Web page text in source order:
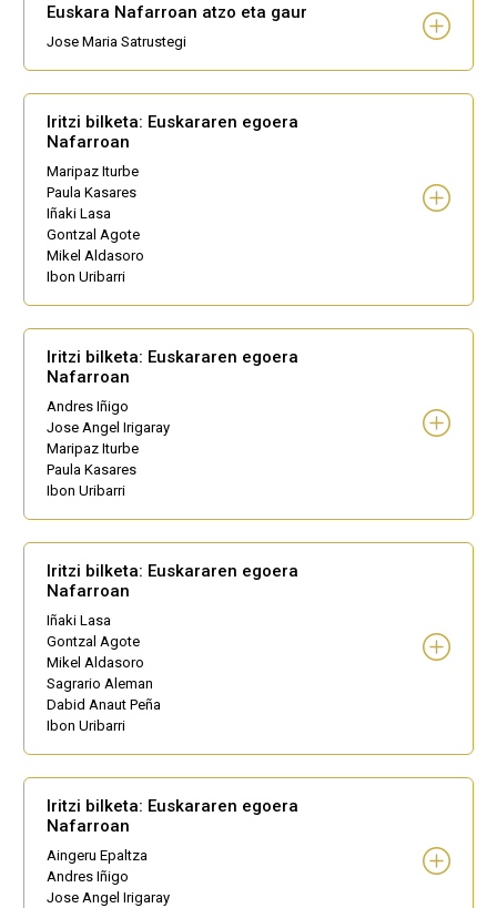
Euskara Nafarroan atzo eta gaur
Jose Maria Satrustegi
Iritzi bilketa: Euskararen egoera
Nafarroan
Maripaz Iturbe
Paula Kasares
Iñaki Lasa
Gontzal Agote
Mikel Aldasoro
Ibon Uribarri
Iritzi bilketa: Euskararen egoera
Nafarroan
Andres Iñigo
Jose Angel Irigaray
Maripaz Iturbe
Paula Kasares
Ibon Uribarri
Iritzi bilketa: Euskararen egoera
Nafarroan
Iñaki Lasa
Gontzal Agote
Mikel Aldasoro
Sagrario Aleman
Dabid Anaut Peña
Ibon Uribarri
Iritzi bilketa: Euskararen egoera
Nafarroan
Aingeru Epaltza
Andres Iñigo
Jose Angel Irigaray